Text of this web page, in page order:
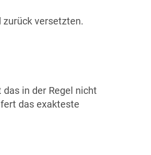
versetzten.
in der Regel nicht
das exakteste